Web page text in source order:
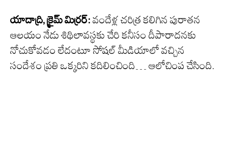
యాదాద్రి, క్రైమ్ మిర్ర‌ర్: వందేళ్ల‌ చ‌రిత్ర క‌లిగిన పురాత‌న‌
ఆలయం నేడు శిథిలావ‌స్థ‌కు చేరి క‌నీసం దీపారాద‌న‌కు
నోచుకోవ‌డం లేదంటూ సోషల్ మీడియాలో వ‌చ్చిన
సందేశం ప్ర‌తి ఒక్క‌రిని క‌దిలించింది… ఆలోచింప చేసింది.